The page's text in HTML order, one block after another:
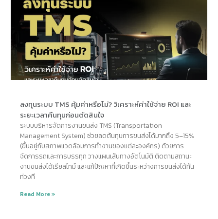
ลงทุนระบบ TMS คุ้มค่าหรือไม่? วิเคราะห์ค่าใช้จ่าย ROI และ
ระยะเวลาคืนทุนก่อนตัดสินใจ
ระบบบริหารจัดการงานขนส่ง TMS (Transportation
Management System) ช่วยลดต้นทุนการขนส่งได้มากถึง 5–15%
(ขึ้นอยู่กับสภาพแวดล้อมการทำงานของแต่ละองค์กร) ด้วยการ
จัดการรถและการบรรทุก วางแผนเส้นทางอัตโนมัติ ติดตามสถานะ
งานขนส่งได้เรียลไทม์ และแก้ปัญหาที่เกิดขึ้นระหว่างการขนส่งได้ทัน
ท่วงที
Read More »